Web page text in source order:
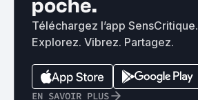
poche.
Téléchargez l’app SensCritique.
Explorez. Vibrez. Partagez.
EN SAVOIR PLUS